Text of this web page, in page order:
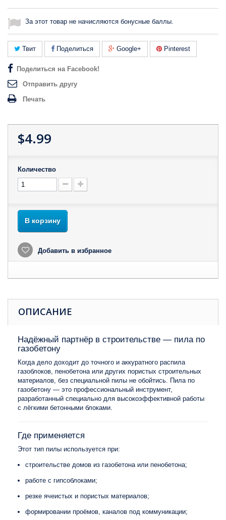
За этот товар не начисляются бонусные баллы.
Твит Поделиться Google+ Pinterest
Поделиться на Facebook!
Отправить другу
Печать
$4.99
Количество
В корзину
Добавить в избранное
ОПИСАНИЕ
Надёжный партнёр в строительстве — пила по
газобетону
Когда дело доходит до точного и аккуратного распила
газоблоков, пенобетона или других пористых строительных
материалов, без специальной пилы не обойтись. Пила по
газобетону — это профессиональный инструмент,
разработанный специально для высокоэффективной работы
с лёгкими бетонными блоками.
Где применяется
Этот тип пилы используется при:
строительстве домов из газобетона или пенобетона;
работе с гипсоблоками;
резке ячеистых и пористых материалов;
формировании проёмов, каналов под коммуникации;